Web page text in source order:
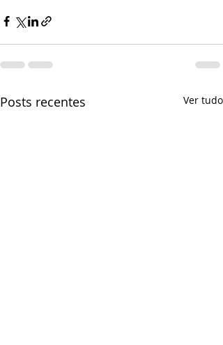
Posts recentes Ver tudo